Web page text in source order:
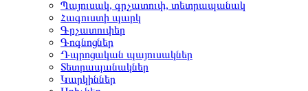
Պայուսակ, գրչատուփ, տետրապանակ
Հագուստի պարկ
Գրչատուփեր
Գոգնոցներ
Դպրոցական պայուսակներ
Տետրապանակներ
Կարկիններ